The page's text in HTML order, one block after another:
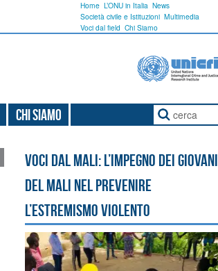
Home L’ONU in Italia News
Società civile e Istituzioni Multimedia
Voci dal field Chi Siamo
Chi Siamo
Voci dal Mali: l’impegno dei giovani
del Mali nel prevenire
l’estremismo violento